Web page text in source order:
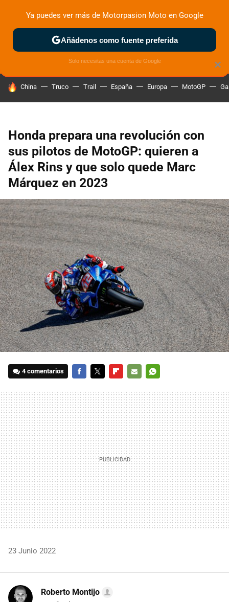
ZONA DE PRUEBAS DEPORTIVAS MOTOS ELÉCTRICAS
HOY SE HABLA DE
China Truco Trail España Europa MotoGP
Honda prepara una revolución con
sus pilotos de MotoGP: quieren a
Álex Rins y que solo quede Marc
Márquez en 2023
4 comentarios
MAIL
23 Junio 2022
Roberto Montijo
×
Ya puedes ver más de Motorpasion Moto en Google
Añádenos como fuente preferida
Solo necesitas una cuenta de Google